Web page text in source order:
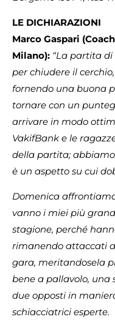
LE DICHIARAZIONI
Marco Gaspari
Milano): “La partita
per chiudere il
fornendo una buona
tornare con un
arrivare in modo
VakifBank e le
della partita;
è un aspetto su cui
Domenica
vanno i miei più
stagione, perché
rimanendo attaccati
gara, meritandosela
bene a pallavolo,
due opposti in
schiacciatrici esperte.